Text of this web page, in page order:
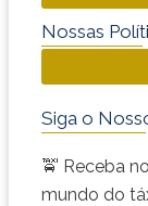
Nossas
Siga o
🚖 Receba
mundo do